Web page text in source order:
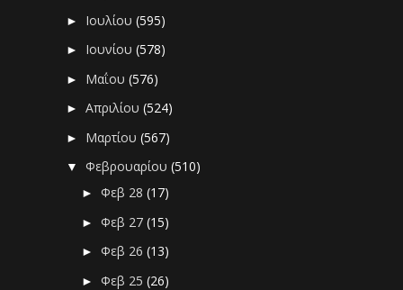
► Ιουλίου(595)
► Ιουνίου(578)
► Μαΐου(576)
►Απριλίου(524)
► Μαρτίου(567)
▼Φεβρουαρίου(510)
►Φεβ 28(17)
►Φεβ 27(15)
►Φεβ 26(13)
►Φεβ 25(26)